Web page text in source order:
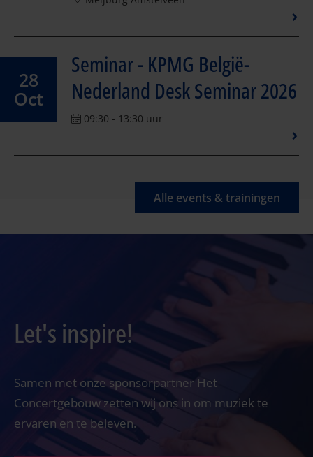
28
Oct
Seminar - KPMG België-
Nederland Desk Seminar 2026
09:30 - 13:30 uur
Alle events & trainingen
Let's inspire!
Samen met onze sponsorpartner Het
Concertgebouw zetten wij ons in om muziek te
ervaren en te beleven.